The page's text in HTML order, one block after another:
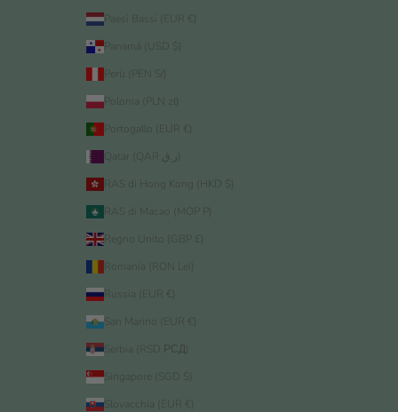
Panamá (USD $)
Perù (PEN S/)
Polonia (PLN zł)
Portogallo (EUR €)
RAS di Hong Kong (HKD $)
RAS di Macao (MOP P)
Regno Unito (GBP £)
Romania (RON Lei)
San Marino (EUR €)
Serbia (RSD РСД)
Singapore (SGD $)
Slovacchia (EUR €)